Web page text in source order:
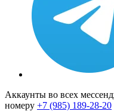
Аккаунты во всех
номеру +7 (985) 189-28-20